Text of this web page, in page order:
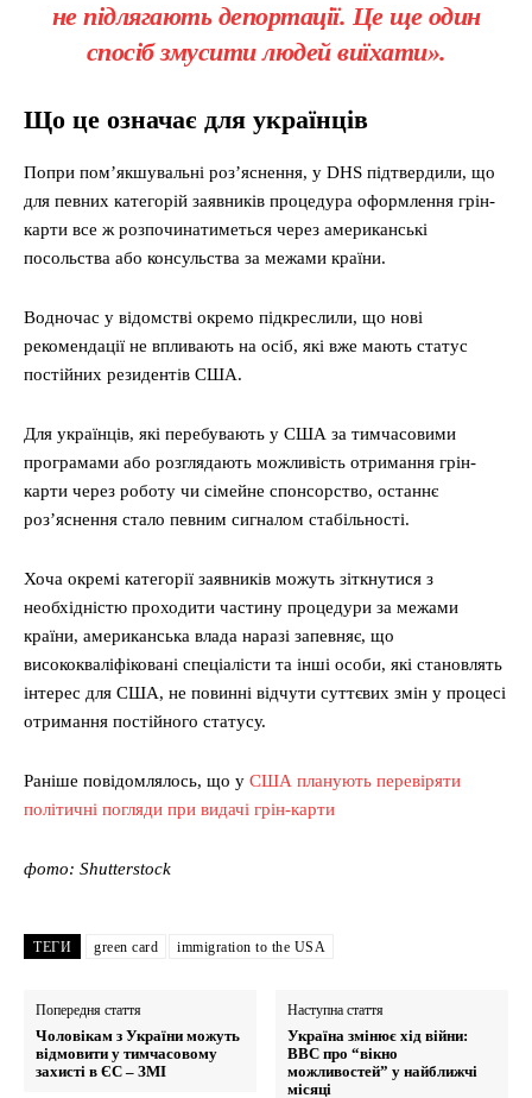
не підлягають депортації. Це ще один
спосіб змусити людей виїхати».
Що це означає для українців
Попри пом’якшувальні роз’яснення, у DHS підтвердили, що
для певних категорій заявників процедура оформлення грін-
карти все ж розпочинатиметься через американські
посольства або консульства за межами країни.
Водночас у відомстві окремо підкреслили, що нові
рекомендації не впливають на осіб, які вже мають статус
постійних резидентів США.
Для українців, які перебувають у США за тимчасовими
програмами або розглядають можливість отримання грін-
карти через роботу чи сімейне спонсорство, останнє
роз’яснення стало певним сигналом стабільності.
Хоча окремі категорії заявників можуть зіткнутися з
необхідністю проходити частину процедури за межами
країни, американська влада наразі запевняє, що
висококваліфіковані спеціалісти та інші особи, які становлять
інтерес для США, не повинні відчути суттєвих змін у процесі
отримання постійного статусу.
Раніше повідомлялось, що у США планують перевіряти
політичні погляди при видачі грін-карти
фото: Shutterstock
ТЕГИ green card immigration to the USA
Попередня стаття
Чоловікам з України можуть
відмовити у тимчасовому
захисті в ЄС – ЗМІ
Наступна стаття
Україна змінює хід війни:
ВВС про “вікно
можливостей” у найближчі
місяці